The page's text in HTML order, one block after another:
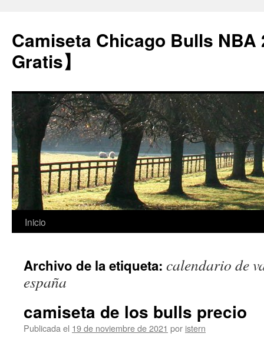
Camiseta Chicago Bulls NBA
Gratis】
Saltar
contenido
Inicio
Archivo de la etiqueta: calendario de
españa
camiseta de los bulls precio
Publicada el 19 de noviembre de 2021 por istern